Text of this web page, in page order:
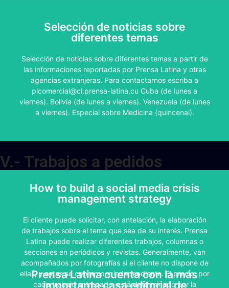
Selección de noticias sobre
diferentes temas
Selección de noticias sobre diferentes temas a partir de
las informaciones reportadas por Prensa Latina y otras
agencias extranjeras. Para contactarnos escriba a
plcomercial@cl.prensa-latina.cu Cuba (de lunes a
viernes). Bolivia (de lunes a viernes). Venezuela (de lunes
a viernes). Especial sobre Medicina (quincenal).
Tematicas a partir de las
informaciones reportadas por Prensa
Latina y otras agencias extranjeras.
CONTRATAR
V.- Trabajos a pedidos
How to build a social media crisis
management strategy
El cliente puede solicitar, con antelación, la elaboración
de trabajos sobre el tema que sea de su interés. Prensa
Latina puede realizar diferentes trabajos, columnas o
secciones en periódicos y revistas. Generalmente, van
acompañados por fotografías si el cliente no dispone de
ellas, y estas se cobran por independiente. El precio, por
cada trabajo entregado, está determinado por la
Acuerdo fijando un precio para una
cantidad determinada de trabajos al
Para clientes nacionales pueden ser trabajos referidos a
su empresa tanto dentro o fuera del país en plazas
donde existen corresponsales de Prensa Latina.
CONTRATAR
Prensa Latina cuenta con la más
importante casa editorial de